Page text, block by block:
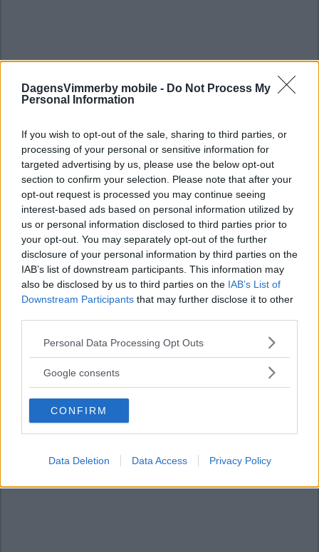
DagensVimmerby mobile - Do Not Process My
Personal Information
If you wish to opt-out of the sale, sharing to third parties, or
processing of your personal or sensitive information for
targeted advertising by us, please use the below opt-out
section to confirm your selection. Please note that after your
opt-out request is processed you may continue seeing
interest-based ads based on personal information utilized by
us or personal information disclosed to third parties prior to
your opt-out. You may separately opt-out of the further
disclosure of your personal information by third parties on the
IAB’s list of downstream participants. This information may
also be disclosed by us to third parties on the IAB’s List of
Downstream Participants that may further disclose it to other
Please note that this website/app uses one or more Google
not limited to your visit or usage behaviour. You may click to
use your data for below specified purposes in below Google
consent section.
Personal Data Processing Opt Outs
Google consents
CONFIRM
Data Deletion Data Access Privacy Policy